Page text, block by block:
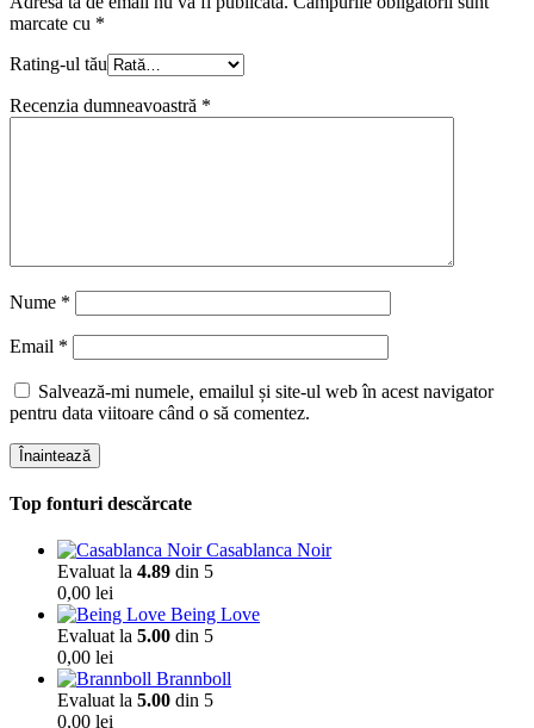
marcate cu *
Rating-ul tău
Recenzia dumneavoastră *
Nume *
Email *
Salvează-mi numele, emailul și site-ul web în acest navigator
pentru data viitoare când o să comentez.
Înaintează
Top fonturi descărcate
Casablanca Noir
Evaluat la 4.89 din 5
0,00 lei
Being Love
Evaluat la 5.00 din 5
0,00 lei
Brannboll
Evaluat la 5.00 din 5
0,00 lei